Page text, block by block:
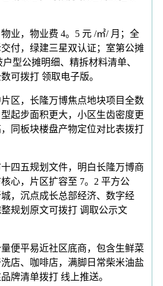
，物业费 4。5 元 /㎡/ 月；全
付，绿建三星双认证；室第公摊
户型公摊明细、精拆材料清单、
可拨打 领取电子版。
，长隆万博焦点地块项目全数
起步面积更大，小区生齿密度更
同板块楼盘产物定位对比表拨打
五规划文件，明白长隆万博商
心，片区扩容至 7。2 平方公
，沉点成长总部经济、数字经
规划原文可拨打 调取公示文
平易近社区底商，包含生鲜菜
店、咖啡店，满脚日常柴米油盐
牌清单拨打 线上推送。